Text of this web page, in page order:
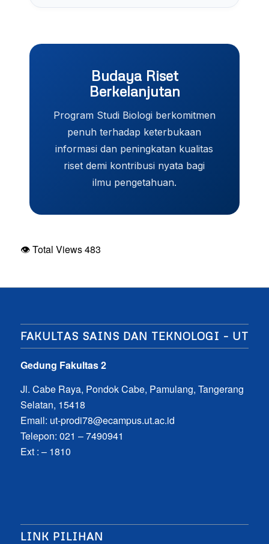
Budaya Riset
Berkelanjutan
Program Studi Biologi berkomitmen
penuh terhadap keterbukaan
informasi dan peningkatan kualitas
riset demi kontribusi nyata bagi
ilmu pengetahuan.
👁 Total Views483
FAKULTAS SAINS DAN TEKNOLOGI – UT
Gedung Fakultas 2
Jl. Cabe Raya, Pondok Cabe, Pamulang, Tangerang
Selatan, 15418
Email: ut-prodi78@ecampus.ut.ac.id
Telepon: 021 – 7490941
Ext : – 1810
LINK PILIHAN